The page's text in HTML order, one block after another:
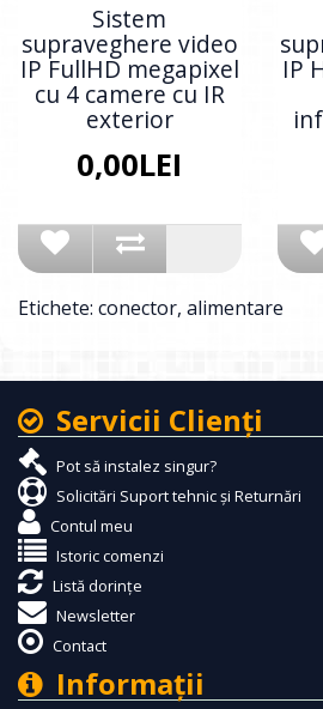
Sistem
supraveghere video
IP FullHD megapixel
cu 4 camere cu IR
exterior
0,00LEI
IP
Etichete: conector, alimentare
Servicii Clienţi
Pot să instalez singur?
Solicitări Suport tehnic și Returnări
Contul meu
Istoric comenzi
Listă dorințe
Newsletter
Contact
Informaţii